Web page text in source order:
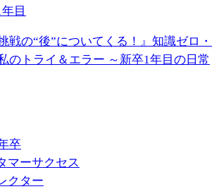
目
戦の“後”についてくる！』知識ゼロ・
のトライ＆エラー ～新卒1年目の日常
卒
マーサクセス
クター